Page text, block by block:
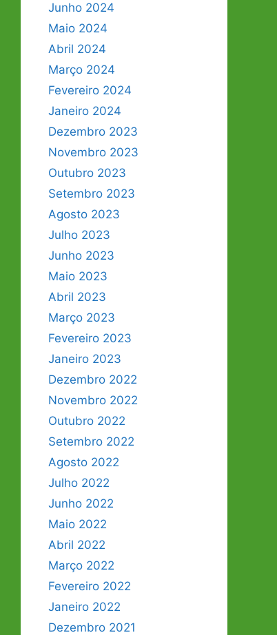
Junho 2024
Maio 2024
Abril 2024
Março 2024
Fevereiro 2024
Janeiro 2024
Dezembro 2023
Novembro 2023
Outubro 2023
Setembro 2023
Agosto 2023
Julho 2023
Junho 2023
Maio 2023
Abril 2023
Março 2023
Fevereiro 2023
Janeiro 2023
Dezembro 2022
Novembro 2022
Outubro 2022
Setembro 2022
Agosto 2022
Julho 2022
Junho 2022
Maio 2022
Abril 2022
Março 2022
Fevereiro 2022
Janeiro 2022
Dezembro 2021